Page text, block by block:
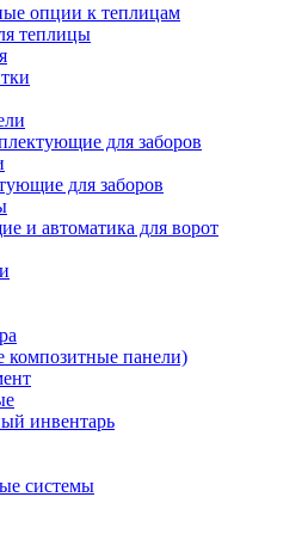
опции к теплицам
теплицы
для заборов
для заборов
и автоматика для ворот
панели)
инвентарь
системы